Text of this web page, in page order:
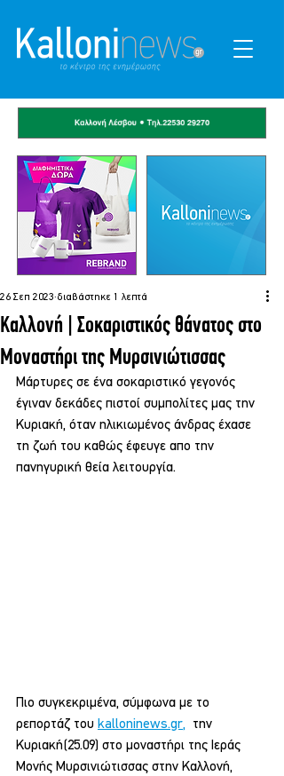
Καλλονή | Σοκαριστικός θάνατος στο
Μοναστήρι της Μυρσινιώτισσας
26 Σεπ 2023 διαβάστηκε 1 λεπτά
Μάρτυρες σε ένα σοκαριστικό γεγονός
έγιναν δεκάδες πιστοί συμπολίτες μας την
Κυριακή, όταν ηλικιωμένος άνδρας έχασε
τη ζωή του καθώς έφευγε απο την
πανηγυρική θεία λειτουργία.
Πιο συγκεκριμένα, σύμφωνα με το
ρεπορτάζ του kalloninews.gr,
  την
Κυριακή(25.09) στο μοναστήρι της Ιεράς
Μονής Μυρσινιώτισσας στην Καλλονή,